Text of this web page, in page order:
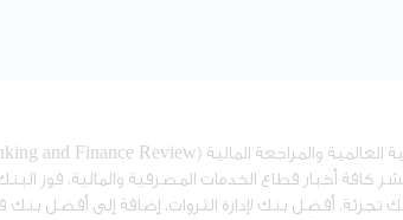
كافة أخبار قطاع الخدمات المصرفية والمالية، فوز